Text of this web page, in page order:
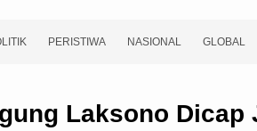
PERISTIWA NASIONAL GLOBAL
Laksono Dicap